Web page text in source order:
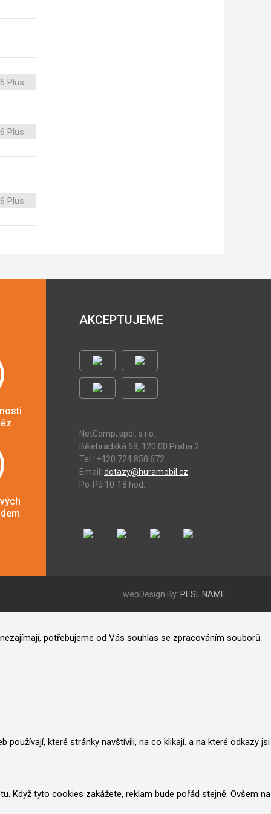
Plus
Plus
Plus
AKCEPTUJEME
NetComp, spol. s r.o.
Bělehradská 68, 120 00 Praha 2
Tel.: +420 724 850 672
Email: dotazy@huramobil.cz
Po-Pá 10-18 hod.
webDesign By: PESL.NAME
potřebujeme od Vás souhlas se zpracováním souborů
které stránky navštívili, na co klikají. a na které odkazy jsi
Když tyto cookies zakážete, reklam bude pořád stejně. Ovšem na